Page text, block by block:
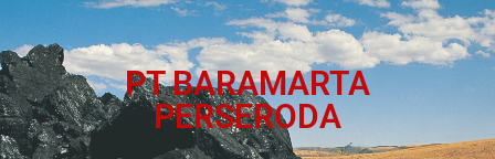
PT BARAMARTA
PERSERODA